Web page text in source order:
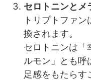
セロトニンとメ
トリプトファ
換されます。
セロトニンは「
ルモン」とも呼
足感をもたらす